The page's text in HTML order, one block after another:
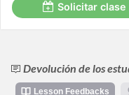
Solicitar clase
Devolución de los
Lesson Feedbacks